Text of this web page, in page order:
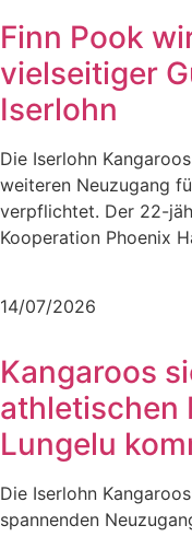
Finn Pook
vielseitiger
Iserlohn
Die Iserlohn
weiteren Neuzugang
verpflichtet. Der 22-
Kooperation Phoenix
14/07/2026
Kangaroos
athletischen
Lungelu
Die Iserlohn
spannenden